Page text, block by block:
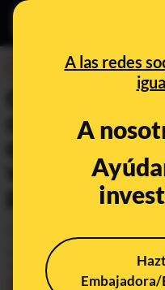
A las redes
A
Cuidado con
correo
que te pide
validez de tu
phishing
Publicado el
Actualizado el
Nov 3, 2021, 9:15:00